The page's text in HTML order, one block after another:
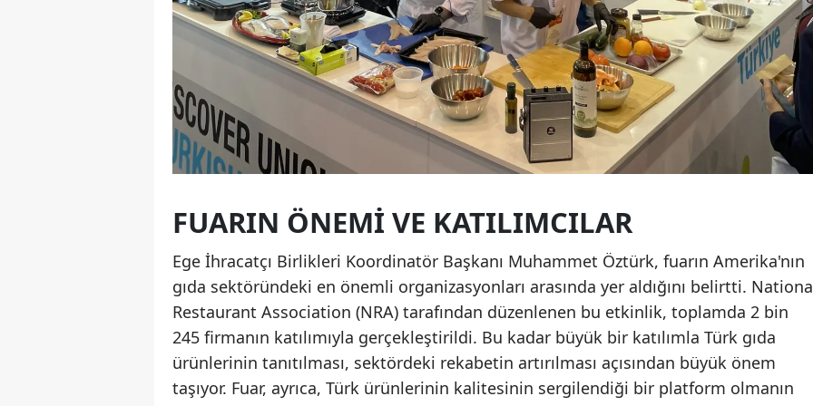
FUARIN ÖNEMI VE KATILIMCILAR
Ege İhracatçı Birlikleri Koordinatör Başkanı Muhammet Öztürk, fuarın Amerika'nın
gıda sektöründeki en önemli organizasyonları arasında yer aldığını belirtti.
Restaurant Association (NRA) tarafından düzenlenen bu etkinlik, toplamda 2 bin
245 firmanın katılımıyla gerçekleştirildi. Bu kadar büyük bir katılımla Türk gıda
ürünlerinin tanıtılması, sektördeki rekabetin artırılması açısından büyük önem
taşıyor. Fuar, ayrıca, Türk ürünlerinin kalitesinin sergilendiği bir platform olmanın